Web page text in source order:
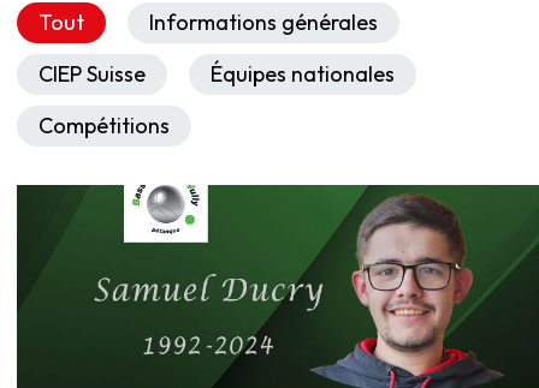
Tout
Informations générales
CIEP Suisse
Équipes nationales
Compétitions